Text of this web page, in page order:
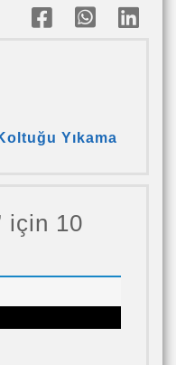
Yıkama
için 10